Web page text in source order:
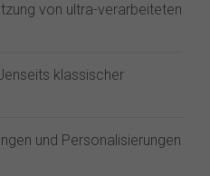
von ultra-verarbeiteten
klassischer
und Personalisierungen